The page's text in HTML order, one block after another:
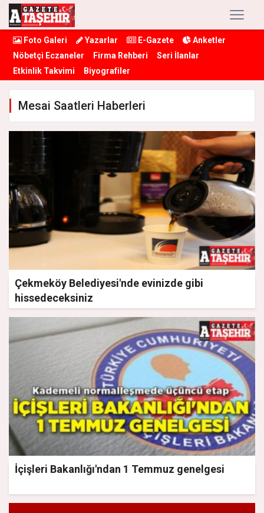
Foto Galeri Yazarlar E-Gazete
Anketler
Nöbetçi Eczaneler
Firma Rehberi
Seri İlanlar
Etkinlik Takvimi
Biyografiler
Mesai Saatleri Haberleri
Çekmeköy Belediyesi'nde evinizde gibi
hissedeceksiniz
İçişleri Bakanlığı'ndan 1 Temmuz genelgesi